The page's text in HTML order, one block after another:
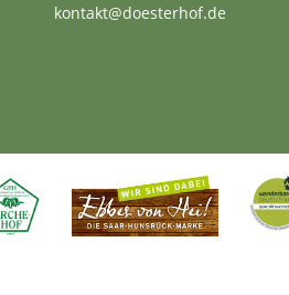
kontakt@doesterhof.de